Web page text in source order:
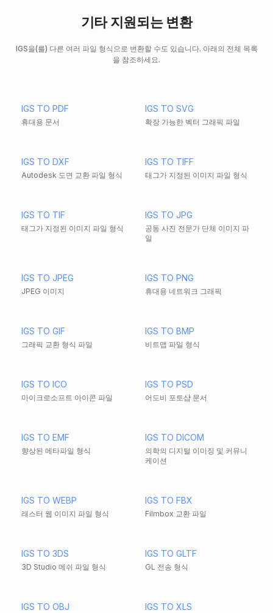
기타 지원되는 변환
IGS을(를) 다른 여러 파일 형식으로 변환할 수도 있습니다. 아래의 전체 목록
을 참조하세요.
IGS TO PDF
휴대용 문서
IGS TO SVG
확장 가능한 벡터 그래픽 파일
IGS TO DXF
Autodesk 도면 교환 파일 형식
IGS TO TIFF
태그가 지정된 이미지 파일 형식
IGS TO TIF
태그가 지정된 이미지 파일 형식
IGS TO JPG
공동 사진 전문가 단체 이미지 파
일
IGS TO JPEG
JPEG 이미지
IGS TO PNG
휴대용 네트워크 그래픽
IGS TO GIF
그래픽 교환 형식 파일
IGS TO BMP
비트맵 파일 형식
IGS TO ICO
마이크로소프트 아이콘 파일
IGS TO PSD
어도비 포토샵 문서
IGS TO EMF
향상된 메타파일 형식
IGS TO DICOM
의학의 디지털 이미징 및 커뮤니
케이션
IGS TO WEBP
래스터 웹 이미지 파일 형식
IGS TO FBX
Filmbox 교환 파일
IGS TO 3DS
3D Studio 메쉬 파일 형식
IGS TO GLTF
GL 전송 형식
IGS TO OBJ IGS TO XLS